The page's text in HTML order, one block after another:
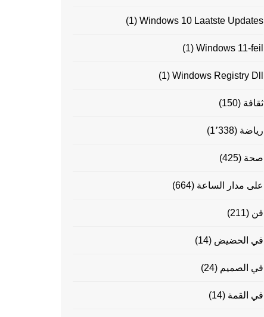
Windows 10 Laatste Updates
(1)
Windows 11-feil
(1)
Windows Registry Dll
(1)
ثقافة (150)
رياضة (1٬338)
صحة (425)
على مدار الساعة (664)
فن (211)
في الحضيض (14)
في الصميم (24)
في القمة (14)